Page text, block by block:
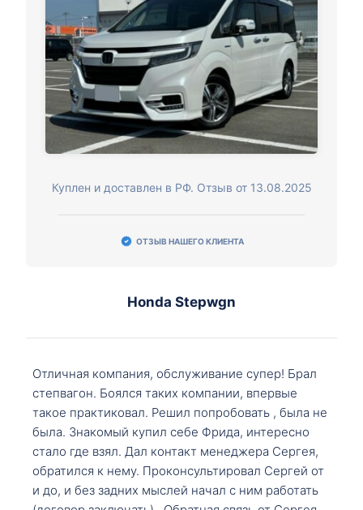
Куплен и доставлен в РФ. Отзыв от 13.08.2025
ОТЗЫВ НАШЕГО КЛИЕНТА
Honda Stepwgn
Отличная компания, обслуживание супер! Брал
степвагон. Боялся таких компании, впервые
такое практиковал. Решил попробовать , была не
была. Знакомый купил себе Фрида, интересно
стало где взял. Дал контакт менеджера Сергея,
обратился к нему. Проконсультировал Сергей от
и до, и без задних мыслей начал с ним работать